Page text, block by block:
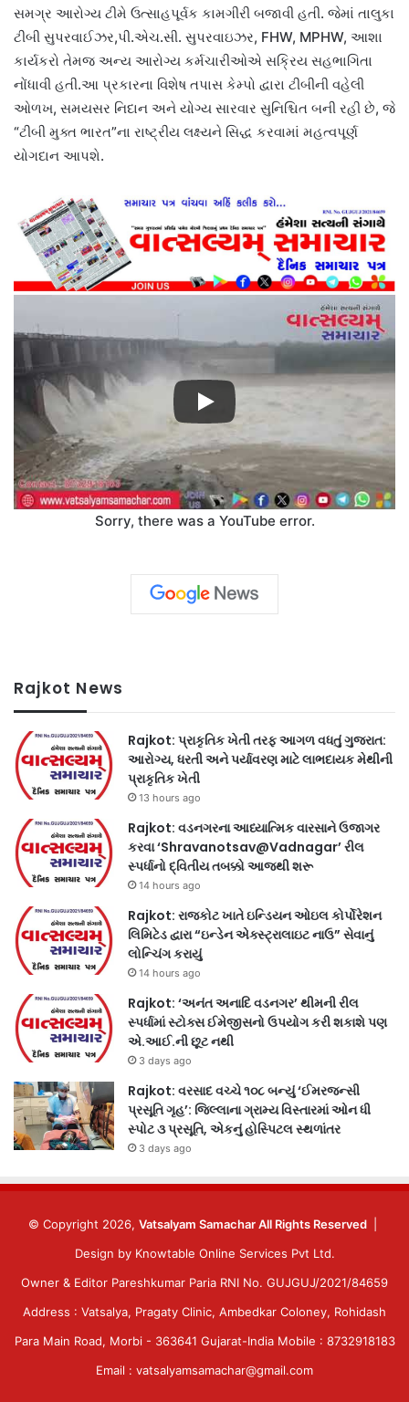
સમગ્ર આરોગ્ય ટીમે ઉત્સાહપૂર્વક કામગીરી બજાવી હતી. જેમાં તાલુકા
ટીબી સુપરવાઈઝર,પી.એચ.સી. સુપરવાઇઝર, FHW, MPHW, આશા
કાર્યકરો તેમજ અન્ય આરોગ્ય કર્મચારીઓએ સક્રિય સહભાગિતા
નોંધાવી હતી.આ પ્રકારના વિશેષ તપાસ કેમ્પો દ્વારા ટીબીની વહેલી
ઓળખ, સમયસર નિદાન અને યોગ્ય સારવાર સુનિશ્ચિત બની રહી છે, જે
“ટીબી મુક્ત ભારત”ના રાષ્ટ્રીય લક્ષ્યને સિદ્ધ કરવામાં મહત્વપૂર્ણ
યોગદાન આપશે.
Sorry, there was a YouTube error.
Rajkot News
Rajkot: પ્રાકૃતિક ખેતી તરફ આગળ વધતું ગુજરાત:
આરોગ્ય, ધરતી અને પર્યાવરણ માટે લાભદાયક મેથીની
પ્રાકૃતિક ખેતી
13 hours ago
Rajkot: વડનગરના આધ્યાત્મિક વારસાને ઉજાગર
કરવા ‘Shravanotsav@Vadnagar’ રીલ
સ્પર્ધાનો દ્વિતીય તબક્કો આજથી શરૂ
14 hours ago
Rajkot: રાજકોટ ખાતે ઇન્ડિયન ઓઇલ કોર્પોરેશન
લિમિટેડ દ્વારા “ઇન્ડેન એક્સ્ટ્રાલાઇટ નાઉ” સેવાનું
લોન્ચિંગ કરાયું
14 hours ago
Rajkot: ‘અનંત અનાદિ વડનગર’ થીમની રીલ
સ્પર્ધામાં સ્ટોક્સ ઈમેજીસનો ઉપયોગ કરી શકાશે પણ
એ.આઈ.ની છૂટ નથી
3 days ago
Rajkot: વરસાદ વચ્ચે ૧૦૮ બન્યું ‘ઈમરજન્સી
પ્રસૂતિ ગૃહ’: જિલ્લાના ગ્રામ્ય વિસ્તારમાં ઓન ધી
સ્પોટ ૩ પ્રસૂતિ, એકનું હોસ્પિટલ સ્થળાંતર
3 days ago
© Copyright 2026, Vatsalyam Samachar All Rights Reserved
Design by Knowtable Online Services Pvt Ltd.
Owner & Editor Pareshkumar Paria RNI No. GUJGUJ/2021/84659
Address : Vatsalya, Pragaty Clinic, Ambedkar Coloney, Rohidash
Para Main Road, Morbi - 363641 Gujarat-India Mobile : 8732918183
Email : vatsalyamsamachar@gmail.com